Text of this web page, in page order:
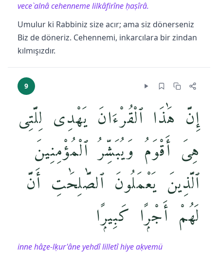
vece`alnâ cehenneme lilkâfirîne ḥaṣîrâ.
Umulur ki Rabbiniz size acır; ama siz dönerseniz
Biz de döneriz. Cehennemi, inkarcılara bir zindan
kılmışızdır.
9
إِنَّ هَٰذَا ٱلْقُرْءَانَ يَهْدِى لِلَّتِى
هِىَ أَقْوَمُ وَيُبَشِّرُ ٱلْمُؤْمِنِينَ
ٱلَّذِينَ يَعْمَلُونَ ٱلصَّٰلِحَٰتِ أَنَّ
لَهُمْ أَجْرًۭا كَبِيرًۭا
inne hâẕe-lḳur'âne yehdî lilletî hiye aḳvemü